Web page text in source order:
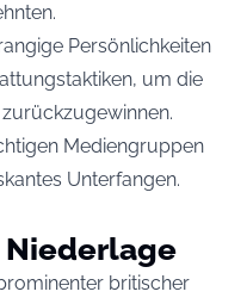
Persönlichkeiten
um die
Mediengruppen
Unterfangen.
britischer